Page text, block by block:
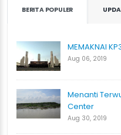
BERITA POPULER
MEMAKNAI
Aug 06, 2019
Menanti
Center
Aug 30, 2019